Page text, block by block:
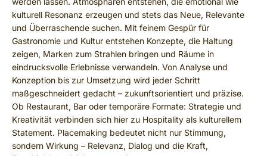
kulturell Resonanz erzeugen und stets das Neue, Relevante
und Überraschende suchen. Mit feinem Gespür für
Gastronomie und Kultur entstehen Konzepte, die Haltung
zeigen, Marken zum Strahlen bringen und Räume in
eindrucksvolle Erlebnisse verwandeln. Von Analyse und
Konzeption bis zur Umsetzung wird jeder Schritt
maßgeschneidert gedacht – zukunftsorientiert und präzise.
Ob Restaurant, Bar oder temporäre Formate: Strategie und
Kreativität verbinden sich hier zu Hospitality als kulturellem
Statement. Placemaking bedeutet nicht nur Stimmung,
sondern Wirkung – Relevanz, Dialog und die Kraft,